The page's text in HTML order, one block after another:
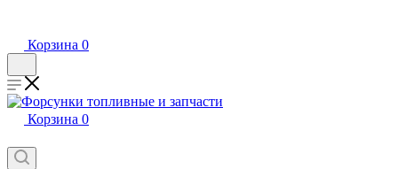
Корзина 0
Корзина 0